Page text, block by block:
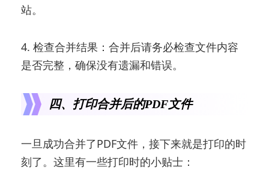
站。
4. 检查合并结果：合并后请务必检查文件内容
是否完整，确保没有遗漏和错误。
四、打印合并后的PDF文件
一旦成功合并了PDF文件，接下来就是打印的时
刻了。这里有一些打印时的小贴士：